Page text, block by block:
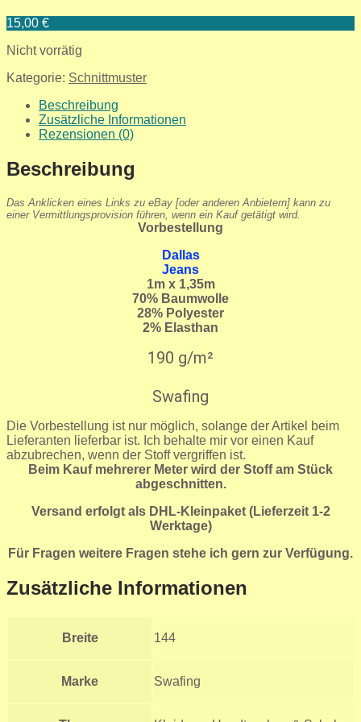
15,00 €
Nicht vorrätig
Kategorie: Schnittmuster
Beschreibung
Zusätzliche Informationen
Rezensionen (0)
Beschreibung
Das Anklicken eines Links zu eBay [oder anderen Anbietern] kann zu
einer Vermittlungsprovision führen, wenn ein Kauf getätigt wird.
Vorbestellung
Dallas
Jeans
1m x 1,35m
70% Baumwolle
28% Polyester
2% Elasthan
190 g/m²
Swafing
Die Vorbestellung ist nur möglich, solange der Artikel beim
Lieferanten lieferbar ist. Ich behalte mir vor einen Kauf
abzubrechen, wenn der Stoff vergriffen ist.
Beim Kauf mehrerer Meter wird der Stoff am Stück
abgeschnitten.
Versand erfolgt als DHL-Kleinpaket (Lieferzeit 1-2
Werktage)
Für Fragen weitere Fragen stehe ich gern zur Verfügung.
Zusätzliche Informationen
Breite 144
Marke Swafing